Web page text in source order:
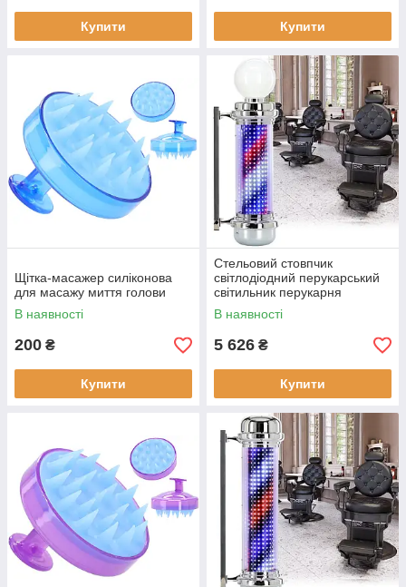
Купити Купити
Щітка-масажер силіконова
для масажу миття голови
В наявності
200 ₴
Купити
Стельовий стовпчик
світлодіодний перукарський
світильник перукарня
рекламна вивіска для вітальні
88 см
В наявності
5 626 ₴
Купити